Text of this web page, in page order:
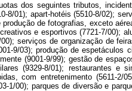
dos seguintes tributos,
8/01); apart-hotéis (5510-8/02);
de fotografias, exceto
e esportivos (7721-7/00);
serviços de organização de
9/03); produção de espetáculos
(9001-9/99); gestão de
(9329-8/01); restaurantes e
com entretenimento (5611-2/
1/00); parques de diversão e